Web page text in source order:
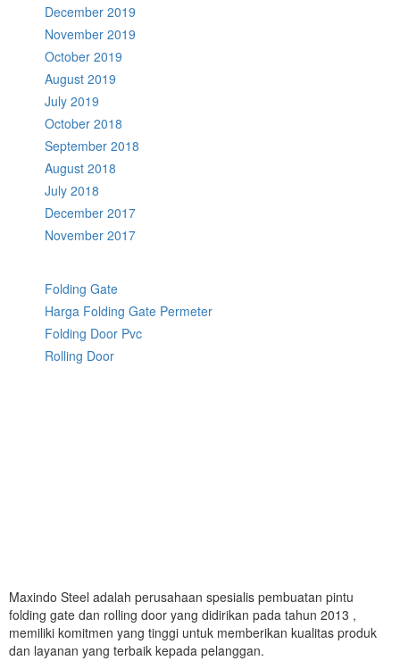
December 2019
November 2019
October 2019
August 2019
July 2019
October 2018
September 2018
August 2018
July 2018
December 2017
November 2017
Folding Gate
Harga Folding Gate Permeter
Folding Door Pvc
Rolling Door
Maxindo Steel adalah perusahaan spesialis pembuatan pintu
folding gate dan rolling door yang didirikan pada tahun 2013 ,
memiliki komitmen yang tinggi untuk memberikan kualitas produk
dan layanan yang terbaik kepada pelanggan.